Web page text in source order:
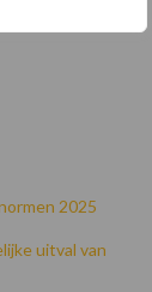
2025
uitval van